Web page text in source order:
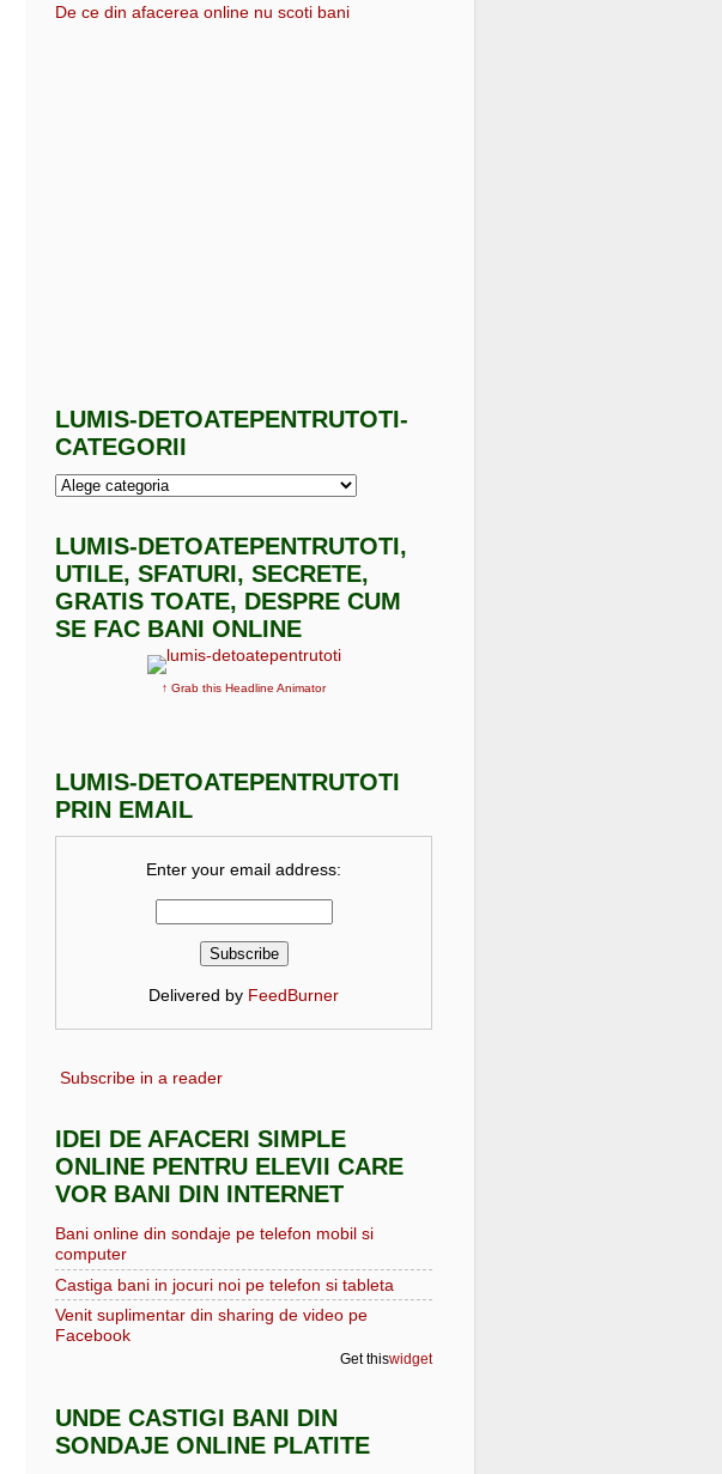
De ce din afacerea online nu scoti bani
LUMIS-DETOATEPENTRUTOTI-
CATEGORII
LUMIS-DETOATEPENTRUTOTI,
UTILE, SFATURI, SECRETE,
GRATIS TOATE, DESPRE CUM
SE FAC BANI ONLINE
↑ Grab this Headline Animator
LUMIS-DETOATEPENTRUTOTI
PRIN EMAIL
Enter your email address:
Delivered by FeedBurner
Subscribe in a reader
IDEI DE AFACERI SIMPLE
ONLINE PENTRU ELEVII CARE
VOR BANI DIN INTERNET
Bani online din sondaje pe telefon mobil si
computer
Castiga bani in jocuri noi pe telefon si tableta
Venit suplimentar din sharing de video pe
Facebook
Get thiswidget
UNDE CASTIGI BANI DIN
SONDAJE ONLINE PLATITE